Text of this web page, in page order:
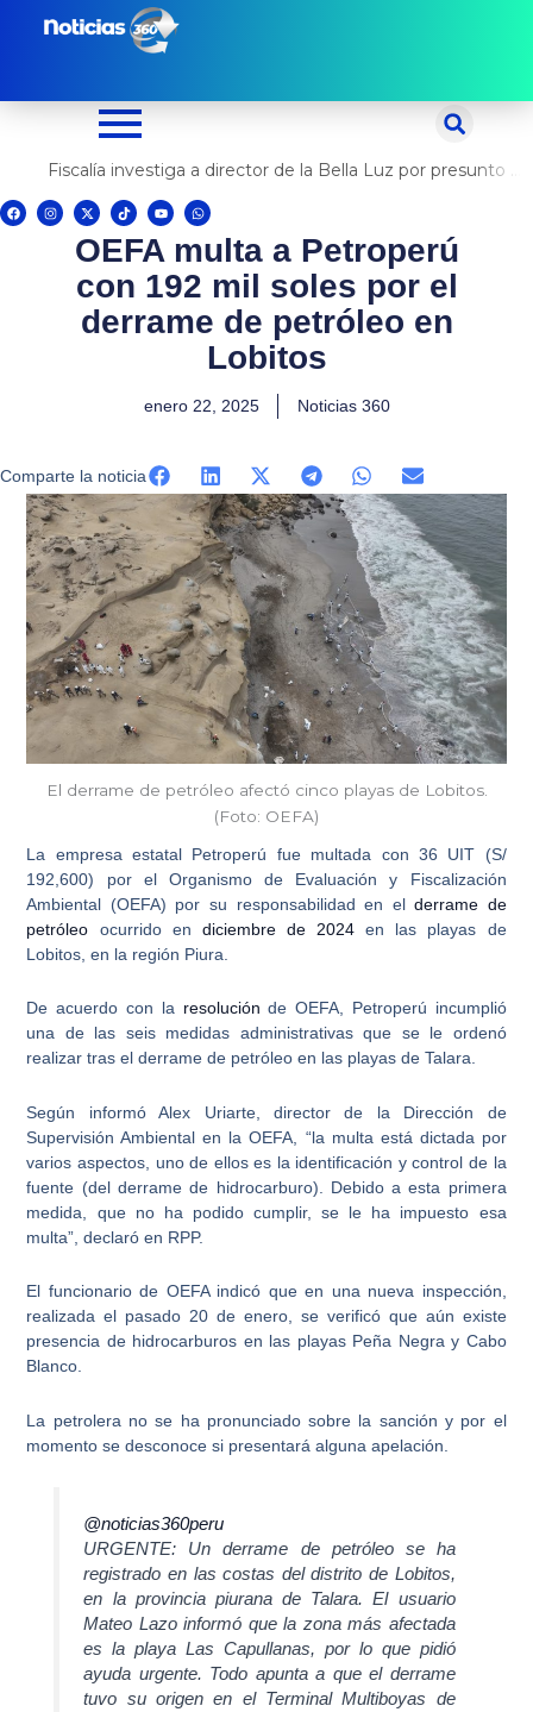
Fiscalía investiga a director de la Bella Luz por presunto abuso contra cantante Naldy Saldaña
F
a
c
I
n
s
X
-
t
w
i
t
e
T
i
k
t
o
Y
o
u
t
u
e
W
h
a
t
p
p
OEFA multa a Petroperú
con 192 mil soles por el
derrame de petróleo en
Lobitos
enero 22, 2025 Noticias 360
Comparte la noticia
El derrame de petróleo afectó cinco playas de Lobitos.
(Foto: OEFA)
La empresa estatal Petroperú fue multada con 36 UIT (S/
192,600) por el Organismo de Evaluación y Fiscalización
Ambiental (OEFA) por su responsabilidad en elderrame de
petróleo ocurrido en diciembre de 2024 en las playas de
Lobitos, en la región Piura.
De acuerdo con la resolución de OEFA, Petroperú incumplió
una de las seis medidas administrativasque se le ordenó
realizar tras el derrame de petróleo en las playas de Talara.
Según informó Alex Uriarte, director de la Dirección de
Supervisión Ambiental en la OEFA, “la multa está dictada por
varios aspectos, uno de ellos es la identificación y control de la
fuente (del derrame de hidrocarburo) . Debido a esta primera
medida, que no ha podido cumplir, se le ha impuesto esa
multa”, declaró en RPP.
El funcionario de OEFA indicó que en una nueva inspección,
realizada el pasado 20 de enero, se verificó que aún existe
presencia de hidrocarburos en las playas Peña Negra y Cabo
Blanco.
La petrolera no se ha pronunciado sobre la sanción y por el
momento se desconoce si presentará alguna apelación.
@noticias360peru
URGENTE: Un derrame de petróleo se ha
registrado en las costas del distrito de Lobitos,
en la provincia piurana de Talara. El usuario
Mateo Lazo informó que la zona más afectada
es la playa Las Capullanas, por lo que pidió
ayuda urgente. Todo apunta a que el derrame
tuvo su origen en el Terminal Multiboyas de